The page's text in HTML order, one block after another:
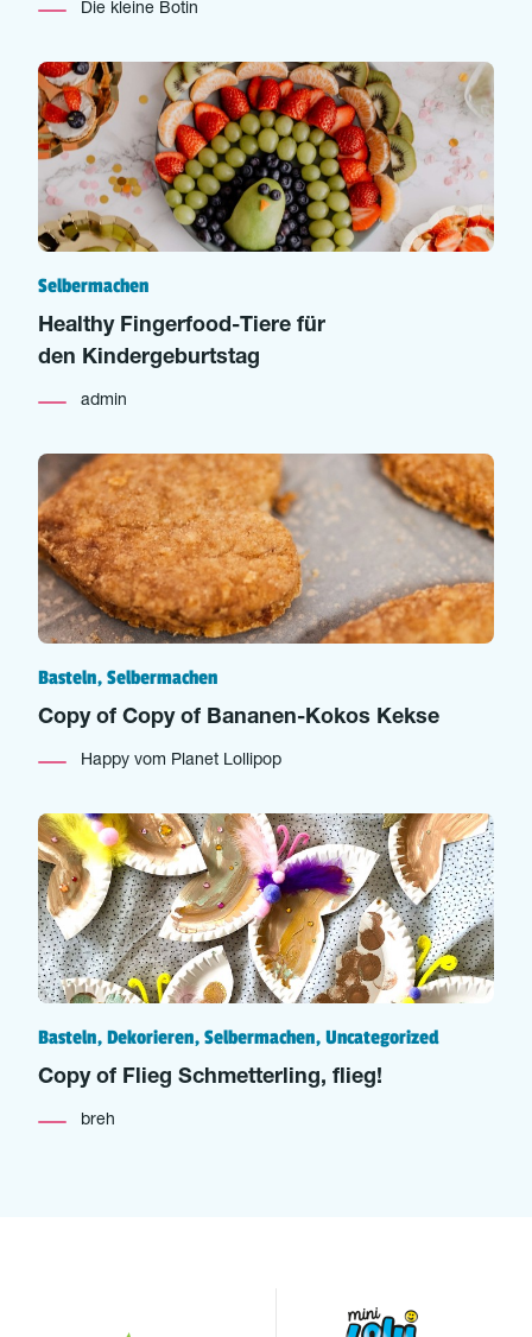
Die kleine Botin
Selbermachen
Healthy Fingerfood-Tiere für
den Kindergeburtstag
admin
Basteln, Selbermachen
Copy of Copy of Bananen-Kokos Kekse
Happy vom Planet Lollipop
Basteln, Dekorieren, Selbermachen, Uncategorized
Copy of Flieg Schmetterling, flieg!
breh